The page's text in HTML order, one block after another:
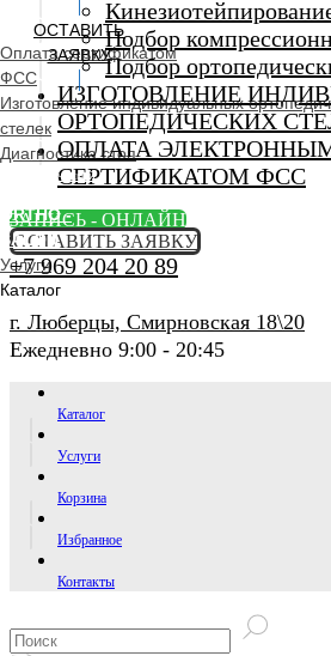
Подбор
Подбор
ИЗГОТОВЛЕНИЕ
ОРТОПЕДИЧЕСКИХ
ОПЛАТА
СЕРТИФИКАТОМ ФСС
ЗАПИСЬ - ОНЛАЙН
ОСТАВИТЬ ЗАЯВКУ
+7 969 204 20 89
г. Люберцы, Смирновская 18\20
Ежедневно 9:00 - 20:45
Каталог
Услуги
Корзина
Избранное
Контакты
ОСТАВИТЬ
ЗАЯВКУ
Оплата сертификатом
ФСС
Изготовление индивидуальных
стелек
Диагностика стоп
Ортопедический
ORTHO -
SALON
Услуги
Каталог